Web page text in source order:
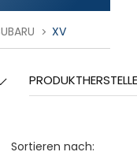
XV
Sortieren nach: